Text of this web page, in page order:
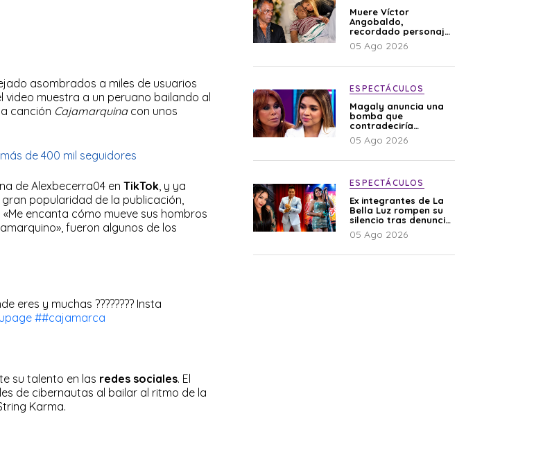
asombrados a miles de usuarios
video muestra a un peruano bailando al
canción Cajamarquinacon unos
de 400 mil seguidores
de Alexbecerra04 en TikTok , y ya
popularidad de la publicación,
encanta cómo mueve sus hombros
fueron algunos de los
eres y muchas ???????? Insta
##cajamarca
su talento en las redes sociales. El
de cibernautas al bailar al ritmo de la
Karma.
Muere Víctor
Angobaldo,
recordado personaje
de la farándula y
expareja de Shirley
05 Ago 2026
ESPECTÁCULOS
Magaly anuncia una
bomba que
contradeciría
comunicado de La
Bella Luz: “Hay un
05 Ago 2026
ESPECTÁCULOS
Ex integrantes de La
Bella Luz rompen su
silencio tras denuncia
de Naldy: “Todo el
mundo lo sabía”
05 Ago 2026